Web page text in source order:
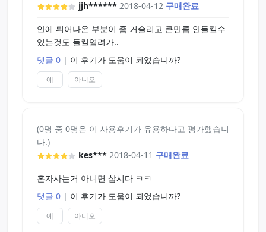
jjh****** 2018-04-12 구매완료
안에 튀어나온 부분이 좀 거슬리고 큰만큼 안들킬수
있는것도 들킬염려가..
댓글 0 | 이 후기가 도움이 되었습니까?
예 아니오
(0명 중 0명은 이 사용후기가 유용하다고 평가했습니
다.)
kes*** 2018-04-11 구매완료
혼자사는거 아니면 삽시다 ㅋㅋ
댓글 0 | 이 후기가 도움이 되었습니까?
예 아니오